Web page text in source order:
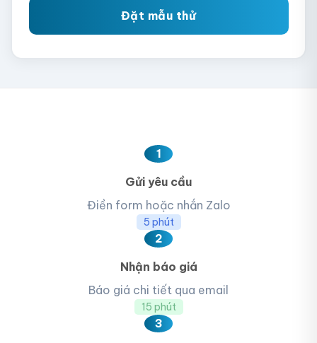
Đặt mẫu thử
1
Gửi yêu cầu
Điền form hoặc nhắn Zalo
5 phút
2
Nhận báo giá
Báo giá chi tiết qua email
15 phút
3